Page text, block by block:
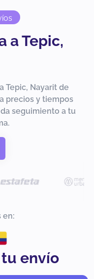
a Tepic,
Tepic, Nayarit de
precios y tiempos
seguimiento a tu
en:
envío